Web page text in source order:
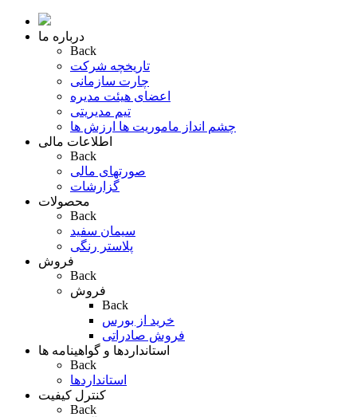
درباره ما
Back
تاریخچه شرکت
چارت سازمانی
اعضای هیئت مدیره
تیم مدیریتی
چشم انداز ماموریت ها ارزش ها
اطلاعات مالی
Back
صورتهای مالی
گزارشات
محصولات
Back
سیمان سفید
پلاستر رنگی
فروش
Back
فروش
Back
خرید از بورس
فروش صادراتی
استانداردها و گواهینامه ها
Back
استانداردها
کنترل کیفیت
Back